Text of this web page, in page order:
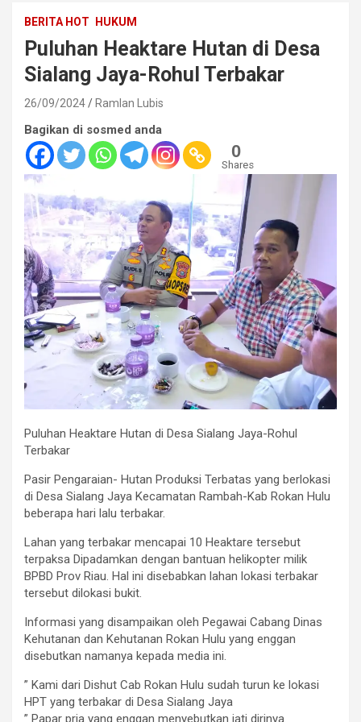
BERITA HOT HUKUM
Puluhan Heaktare Hutan di Desa
Sialang Jaya-Rohul Terbakar
26/09/2024 Ramlan Lubis
Bagikan di sosmed anda
0
Shares
Puluhan Heaktare Hutan di Desa Sialang Jaya-Rohul
Terbakar
Pasir Pengaraian- Hutan Produksi Terbatas yang berlokasi
di Desa Sialang Jaya Kecamatan Rambah-Kab Rokan Hulu
beberapa hari lalu terbakar.
Lahan yang terbakar mencapai 10 Heaktare tersebut
terpaksa Dipadamkan dengan bantuan helikopter milik
BPBD Prov Riau. Hal ini disebabkan lahan lokasi terbakar
tersebut dilokasi bukit.
Informasi yang disampaikan oleh Pegawai Cabang Dinas
Kehutanan dan Kehutanan Rokan Hulu yang enggan
disebutkan namanya kepada media ini.
” Kami dari Dishut Cab Rokan Hulu sudah turun ke lokasi
HPT yang terbakar di Desa Sialang Jaya
” Papar pria yang enggan menyebutkan jati dirinya.